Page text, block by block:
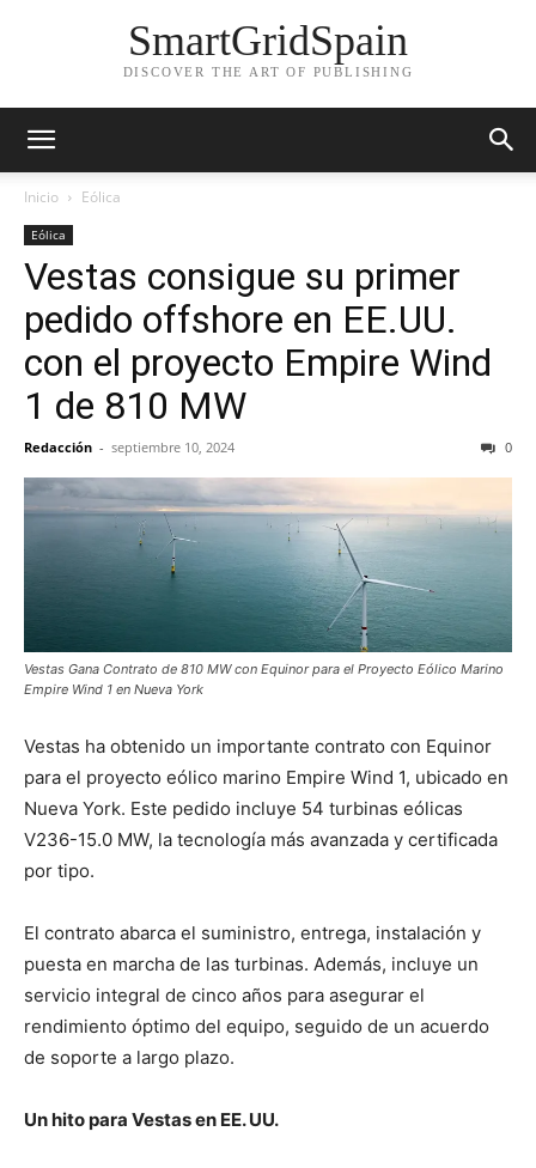
SmartGridSpain
DISCOVER THE ART OF PUBLISHING
Inicio Eólica
Eólica
Vestas consigue su primer
pedido offshore en EE.UU.
con el proyecto Empire Wind
1 de 810 MW
Redacción - septiembre 10, 2024 0
Vestas Gana Contrato de 810 MW con Equinor para el Proyecto Eólico Marino
Empire Wind 1 en Nueva York
Vestas ha obtenido un importante contrato con Equinor
para el proyecto eólico marino Empire Wind 1, ubicado en
Nueva York. Este pedido incluye 54 turbinas eólicas
V236-15.0 MW, la tecnología más avanzada y certificada
por tipo.
El contrato abarca el suministro, entrega, instalación y
puesta en marcha de las turbinas. Además, incluye un
servicio integral de cinco años para asegurar el
rendimiento óptimo del equipo, seguido de un acuerdo
de soporte a largo plazo.
Un hito para Vestas en EE. UU.